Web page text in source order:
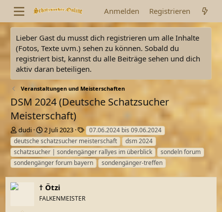
Anmelden Registrieren
Lieber Gast du musst dich registrieren um alle Inhalte
(Fotos, Texte uvm.) sehen zu können. Sobald du
registriert bist, kannst du alle Beiträge sehen und dich
aktiv daran beteiligen.
Veranstaltungen und Meisterschaften
DSM 2024 (Deutsche Schatzsucher
Meisterschaft)
E
r
s
t
e
l
e
dudi
E
r
s
t
e
t
a
2 Juli 2023
S
c
h
l
a
07.06.2024 bis 09.06.2024
deutsche schatzsucher meisterschaft
dsm 2024
schatzsucher | sondengänger rallyes im überblick
sondeln forum
sondengänger forum bayern
sondengänger-treffen
† Ötzi
FALKENMEISTER